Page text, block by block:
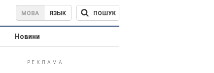
МОВА ЯЗЫК ПОШУК
Новини